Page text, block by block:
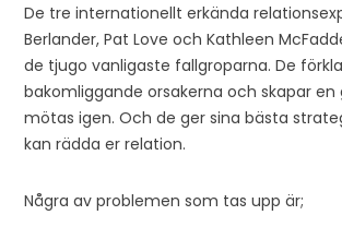
De tre internationellt erkända
Berlander, Pat Love och Kathleen
de tjugo vanligaste fallgroparna. De
bakomliggande orsakerna och skapar
mötas igen. Och de ger sina bästa
kan rädda er relation.
Några av problemen som tas upp är;